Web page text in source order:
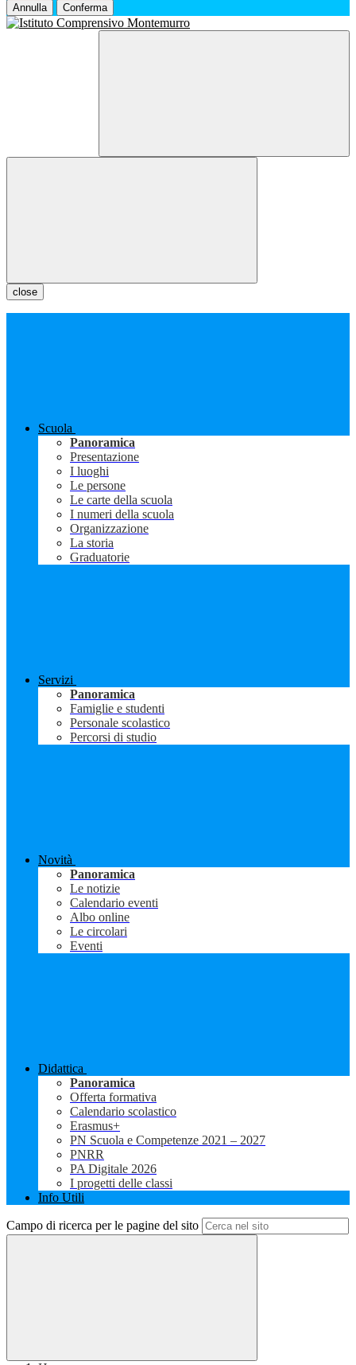
Annulla Conferma
close
Scuola
Panoramica
Presentazione
I luoghi
Le persone
Le carte della scuola
I numeri della scuola
Organizzazione
La storia
Graduatorie
Servizi
Panoramica
Famiglie e studenti
Personale scolastico
Percorsi di studio
Novità
Panoramica
Le notizie
Calendario eventi
Albo online
Le circolari
Eventi
Didattica
Panoramica
Offerta formativa
Calendario scolastico
Erasmus+
PN Scuola e Competenze 2021 – 2027
PNRR
PA Digitale 2026
I progetti delle classi
Info Utili
Campo di ricerca per le pagine del sito